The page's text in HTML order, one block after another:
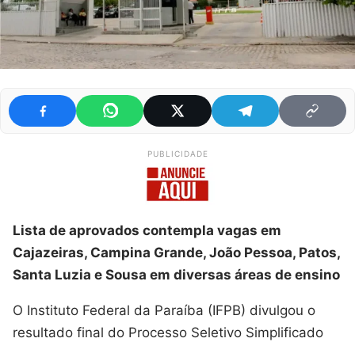
PUBLICIDADE
Lista de aprovados contempla vagas em
Cajazeiras, Campina Grande, João Pessoa, Patos,
Santa Luzia e Sousa em diversas áreas de ensino
O Instituto Federal da Paraíba (IFPB) divulgou o
resultado final do Processo Seletivo Simplificado